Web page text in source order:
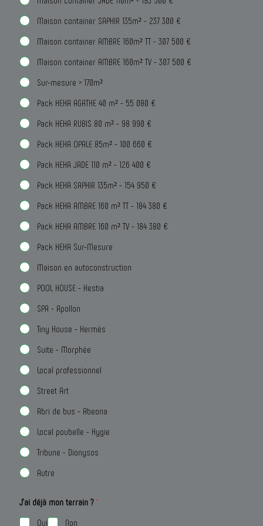
Maison container SAPHIR 135m² - 237 300 €
Maison container AMBRE 160m² TT - 307 500 €
Maison container AMBRE 160m² TV - 307 500 €
Sur-mesure > 170m²
Pack HEHA AGATHE 40 m² - 55 080 €
Pack HEHA RUBIS 80 m² - 98 990 €
Pack HEHA OPALE 85m² - 100 660 €
Pack HEHA JADE 110 m² - 126 400 €
Pack HEHA SAPHIR 135m² - 154 950 €
Pack HEHA AMBRE 160 m² TT - 184 380 €
Pack HEHA AMBRE 160 m² TV - 184 380 €
Pack HEHA Sur-Mesure
Maison en autoconstruction
POOL HOUSE - Hestia
SPA - Apollon
Tiny House - Hermès
Suite - Morphée
Local professionnel
Street Art
Abri de bus - Abeona
Local poubelle - Hygie
Tribune - Dionysos
Autre
J'ai déjà mon terrain ? *
Oui
Non